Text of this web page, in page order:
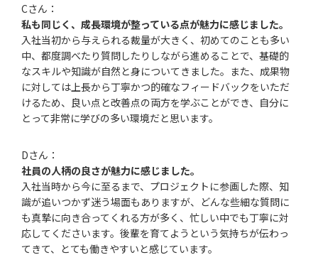
Cさん：
私も同じく、成長環境が整っている点が魅力に感じました。
入社当初から与えられる裁量が大きく、初めてのことも多い
中、都度調べたり質問したりしながら進めることで、基礎的
なスキルや知識が自然と身についてきました。また、成果物
に対しては上長から丁寧かつ的確なフィードバックをいただ
けるため、良い点と改善点の両方を学ぶことができ、自分に
とって非常に学びの多い環境だと思います。
Dさん：
社員の人柄の良さが魅力に感じました。
入社当時から今に至るまで、プロジェクトに参画した際、知
識が追いつかず迷う場面もありますが、どんな些細な質問に
も真摯に向き合ってくれる方が多く、忙しい中でも丁寧に対
応してくださいます。後輩を育てようという気持ちが伝わっ
てきて、とても働きやすいと感じています。